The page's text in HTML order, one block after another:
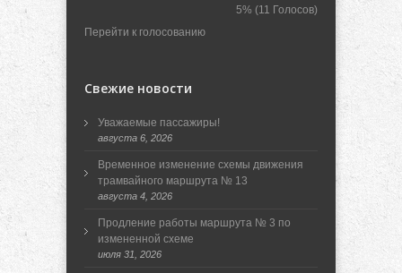
5% (11 Голосов)
Перейти к голосованию
Свежие новости
Уважаемые пассажиры!
августа 6, 2026
Временное изменение схемы движения
трамвайного маршрута № 13
августа 4, 2026
Продление работы маршрута № 3 по
измененной схеме
июля 31, 2026